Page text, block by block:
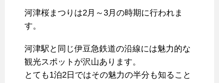
河津桜まつりは2月～3月の時期に行われま
す。
河津駅と同じ伊豆急鉄道の沿線には魅力的な
観光スポットが沢山あります。
とても1泊2日ではその魅力の半分も知ること